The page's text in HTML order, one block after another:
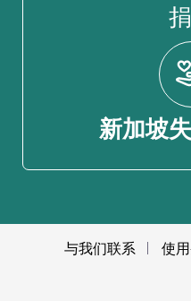
新加坡
与我们联系 使